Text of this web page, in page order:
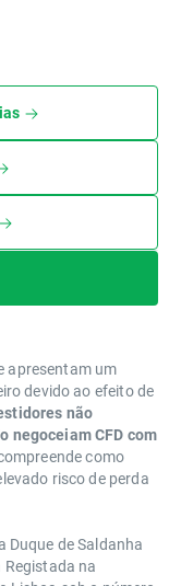
apresentam um
devido ao efeito de
não
negoceiam CFD com
como
risco de perda
Duque de Saldanha
Registada na